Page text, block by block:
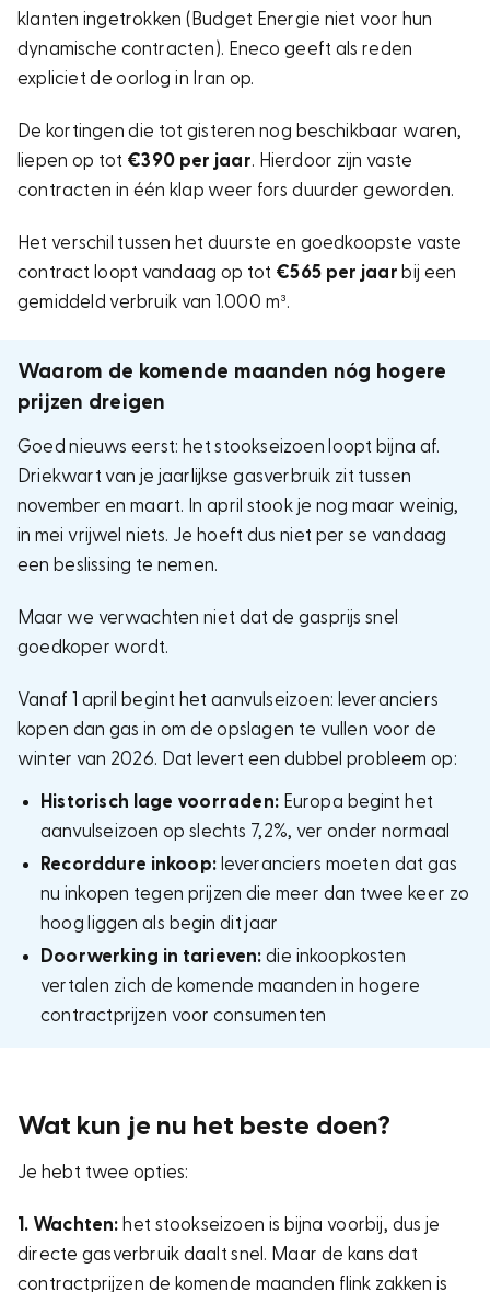
klanten ingetrokken (Budget Energie niet voor hun
dynamische contracten). Eneco geeft als reden
expliciet de oorlog in Iran op.
De kortingen die tot gisteren nog beschikbaar waren,
liepen op tot €390 per jaar. Hierdoor zijn vaste
contracten in één klap weer fors duurder geworden.
Het verschil tussen het duurste en goedkoopste vaste
contract loopt vandaag op tot €565 per jaar bij een
gemiddeld verbruik van 1.000 m³.
Waarom de komende maanden nóg hogere
prijzen dreigen
Goed nieuws eerst: het stookseizoen loopt bijna af.
Driekwart van je jaarlijkse gasverbruik zit tussen
november en maart. In april stook je nog maar weinig,
in mei vrijwel niets. Je hoeft dus niet per se vandaag
een beslissing te nemen.
Maar we verwachten niet dat de gasprijs snel
goedkoper wordt.
Vanaf 1 april begint het aanvulseizoen: leveranciers
kopen dan gas in om de opslagen te vullen voor de
winter van 2026. Dat levert een dubbel probleem op:
Historisch lage voorraden: Europa begint het
aanvulseizoen op slechts 7,2%, ver onder normaal
Recorddure inkoop:leveranciers moeten dat gas
nu inkopen tegen prijzen die meer dan twee keer zo
hoog liggen als begin dit jaar
Doorwerking in tarieven: die inkoopkosten
vertalen zich de komende maanden in hogere
contractprijzen voor consumenten
Wat kun je nu het beste doen?
Je hebt twee opties:
1. Wachten: het stookseizoen is bijna voorbij, dus je
directe gasverbruik daalt snel. Maar de kans dat
contractprijzen de komende maanden flink zakken is